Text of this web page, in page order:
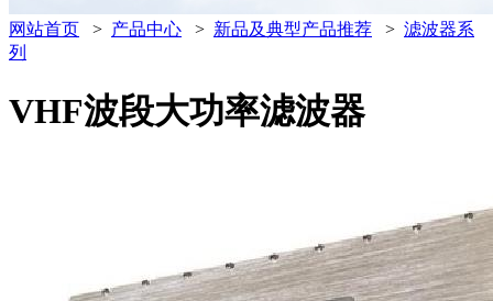
网站首页 > 产品中心 > 新品及典型产品推荐 > 滤波器系
列
VHF波段大功率滤波器